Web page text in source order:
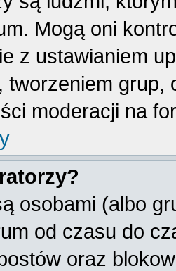
Mogą oni
z ustawianiem
tworzeniem
moderacji na
osobami (albo
od czasu do
oraz